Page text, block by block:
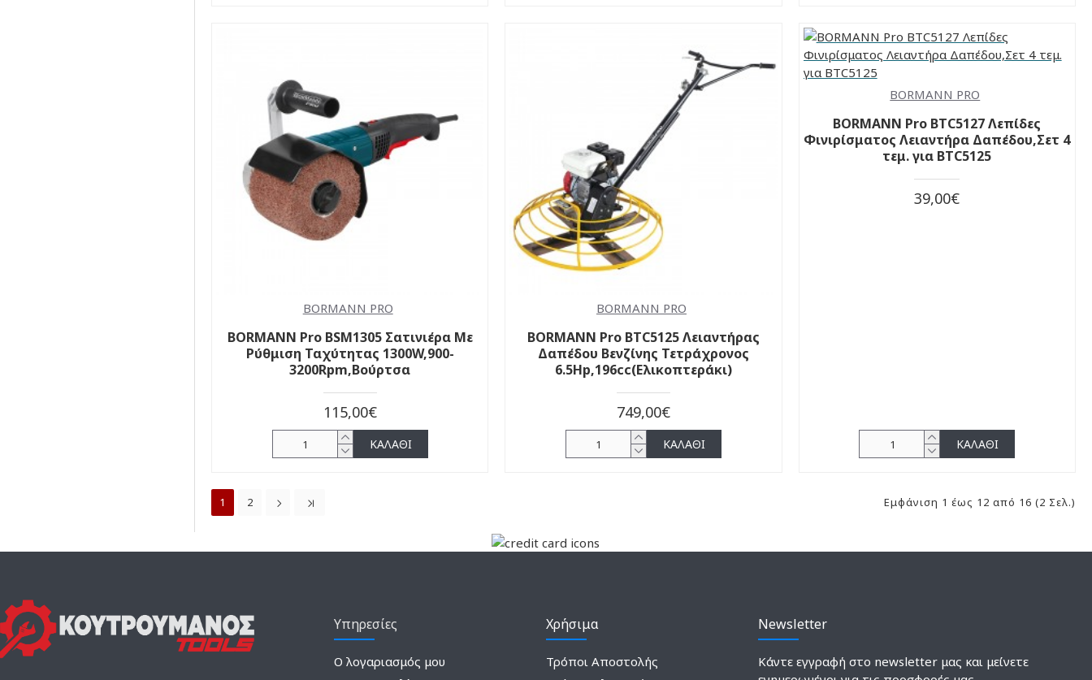
BORMANN PRO
BORMANN Pro BSM1305 Σατινιέρα Με
Ρύθμιση Ταχύτητας 1300W,900-
3200Rpm,Βούρτσα
115,00€
ΚΑΛΆΘΙ
BORMANN PRO
BORMANN Pro BTC5125 Λειαντήρας
Δαπέδου Βενζίνης Τετράχρονος
6.5Hp,196cc(Ελικοπτεράκι)
749,00€
ΚΑΛΆΘΙ
BORMANN PRO
BORMANN Pro BTC5127 Λεπίδες
Φινιρίσματος Λειαντήρα Δαπέδου,Σετ 4
τεμ. για BTC5125
39,00€
ΚΑΛΆΘΙ
1 2 Εμφάνιση 1 έως 12 από 16 (2 Σελ.)
Υπηρεσίες
Ο λογαριασμός μου
Χρήσιμα
Τρόποι Αποστολής
Newsletter
Κάντε εγγραφή στο newsletter μας και μείνετε